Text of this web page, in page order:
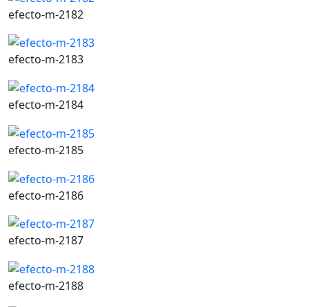
efecto-m-2182
efecto-m-2183
efecto-m-2184
efecto-m-2185
efecto-m-2186
efecto-m-2187
efecto-m-2188